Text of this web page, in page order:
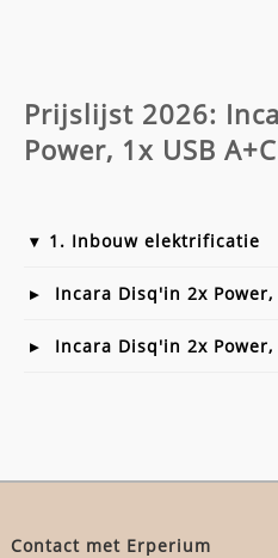
Prijslijst 2026:
Power, 1x USB
1. Inbouw elektrificatie
Incara Disq'in 2x Power,
Incara Disq'in 2x Power,
Contact met Erperium